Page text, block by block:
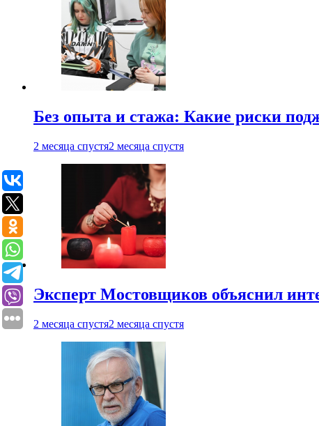
Без опыта и стажа: Какие риски
2 месяца спустя2 месяца спустя
Эксперт Мостовщиков объяснил
2 месяца спустя2 месяца спустя